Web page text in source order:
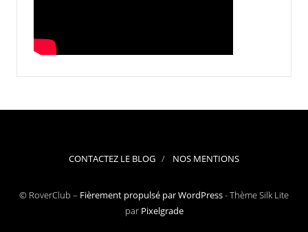
CONTACTEZ LE BLOG NOS MENTIONS
© RoverClub – Fièrement propulsé par WordPress-Thème Silk Lite
par Pixelgrade